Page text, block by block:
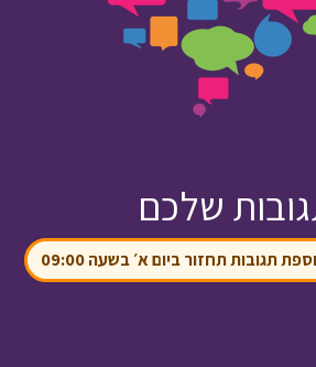
שלכם
תגובות תחזור ביום א׳ בשעה 09:00